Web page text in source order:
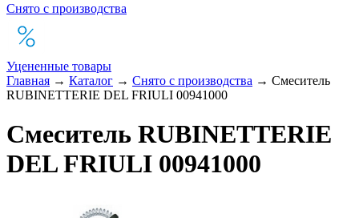
Снято с производства
Уцененные товары
Главная → Каталог → Снято с производства → Смеситель
RUBINETTERIE DEL FRIULI 00941000
Смеситель RUBINETTERIE
DEL FRIULI 00941000